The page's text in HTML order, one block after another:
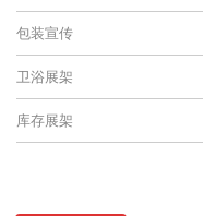
包装宣传
卫浴展架
库存展架